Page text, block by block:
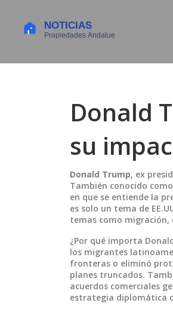
Donald
su
Donald Trump, ex
También conocido
en que se entiende la
es solo un tema de
temas como migración,
¿Por qué importa
los migrantes
fronteras o eliminó
planes truncados.
acuerdos comerciales
estrategia diplomática